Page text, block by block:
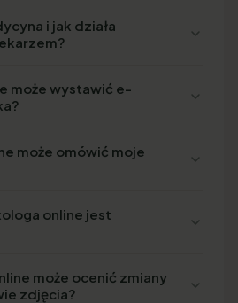
i jak działa
może wystawić e-
może omówić moje
online jest
może ocenić zmiany
zdjęcia?